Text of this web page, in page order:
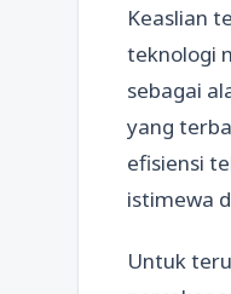
Keaslian
teknologi
sebagai
yang
efisiensi
istimewa
Untuk